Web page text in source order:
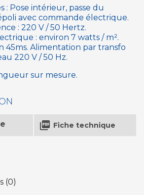
: Pose intérieur, passe du
avec commande électrique.
: 220 V / 50 Hertz.
: environ 7 watts / m².
45ms. Alimentation par transfo
220 V / 50 Hz.
sur mesure.
 Fiche technique
(0)